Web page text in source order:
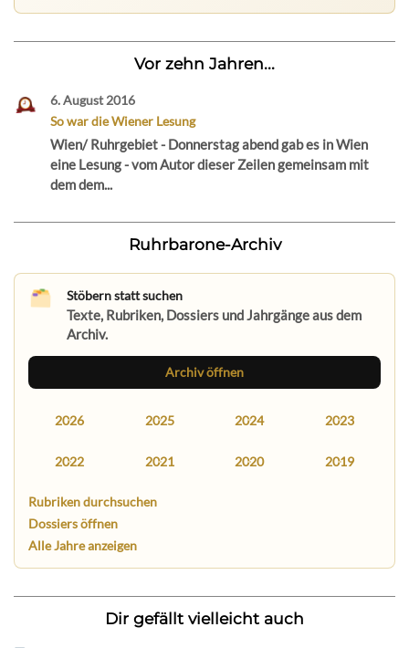
Vor zehn Jahren...
6. August 2016
So war die Wiener Lesung
Wien/ Ruhrgebiet - Donnerstag abend gab es in Wien
eine Lesung - vom Autor dieser Zeilen gemeinsam mit
dem dem...
Ruhrbarone-Archiv
Stöbern statt suchen
Texte, Rubriken, Dossiers und Jahrgänge aus dem
Archiv.
Archiv öffnen
2026 2025 2024 2023
2022 2021 2020 2019
Rubriken durchsuchen
Dossiers öffnen
Alle Jahre anzeigen
Dir gefällt vielleicht auch